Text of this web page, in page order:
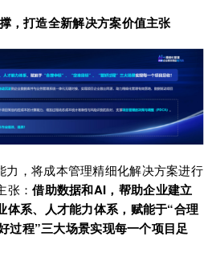
，打造全新解决方案价值主张
力，将成本管理精细化解决方案进行
张：借助数据和AI，帮助企业建立
体系、人才能力体系，赋能于“合理
过程”三大场景实现每一个项目足